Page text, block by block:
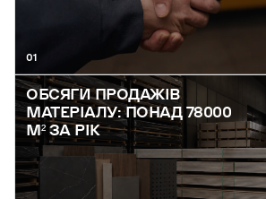
01
ОБСЯГИ ПРОДАЖІВ
МАТЕРІАЛУ: ПОНАД 78000
М² ЗА РІК